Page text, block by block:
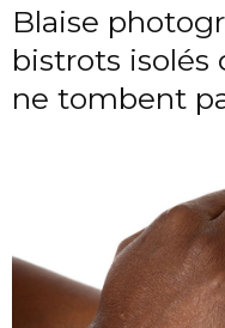
Blaise
bistrots isolés
ne tombent